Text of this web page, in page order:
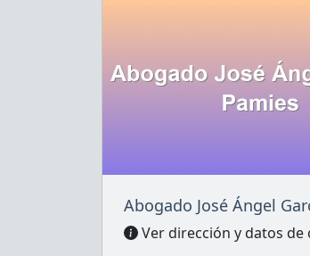
Abogado José Ángel
Ver dirección y datos de